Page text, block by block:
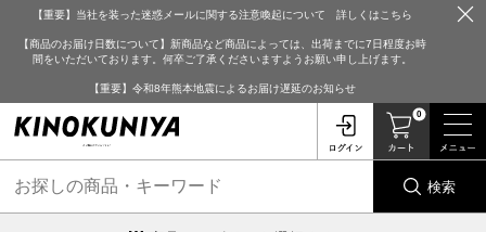
【重要】当社を装った迷惑メールに関する注意喚起について 詳しくはこちら
【商品のお届け日数について】新商品など商品によっては、出荷までに7日程度お時
間をいただいております。何卒ご了承くださいますようお願い申し上げます。
【重要】令和8年熊本地震によるお届け遅延のお知らせ
0
検索